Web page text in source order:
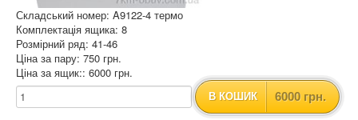
Складський номер: A9122-4 термо
Комплектація ящика: 8
Розмірний ряд: 41-46
Ціна за пару: 750 грн.
Ціна за ящик:: 6000 грн.
В КОШИК 6000 грн.